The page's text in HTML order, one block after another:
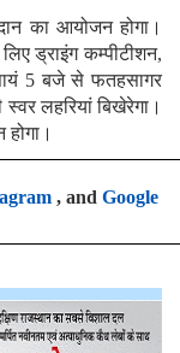
का आयोजन होगा।
ड्राइंग कम्पीटीशन,
सायं 5 बजे से फतहसागर
लहरियां बिखेरेगा।
, and Google